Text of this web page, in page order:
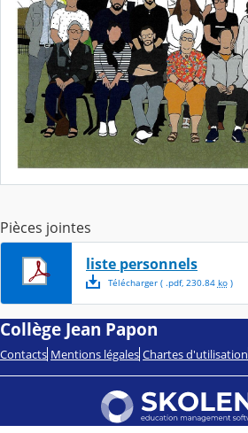
Pièces jointes
liste personnels
Télécharger( .pdf, 230.84 ko)
Collège Jean Papon
Contacts Mentions légales Chartes d'utilisation